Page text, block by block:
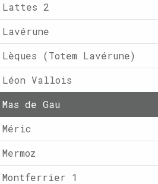
Lattes 2
Lavérune
Lèques (Totem Lavérune)
Léon Vallois
Mas de Gau
Méric
Mermoz
Montferrier 1